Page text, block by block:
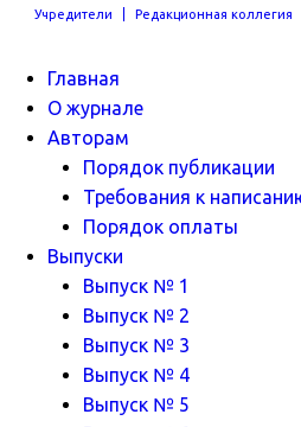
Учредители Редакционная коллегия
Главная
О журнале
Авторам
Порядок публикации
Требования к
Порядок оплаты
Выпуски
Выпуск № 1
Выпуск № 2
Выпуск № 3
Выпуск № 4
Выпуск № 5